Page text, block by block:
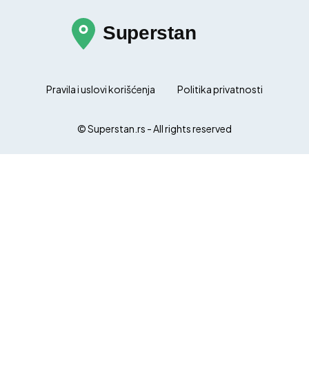
Pravila i uslovi korišćenja Politika privatnosti
© Superstan.rs - All rights reserved